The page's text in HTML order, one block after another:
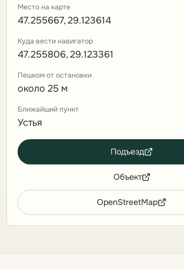
Место на карте
47.255667, 29.123614
Куда вести навигатор
47.255806, 29.123361
Пешком от остановки
около 25 м
Ближайший пункт
Устья
Подъезд
Объект
OpenStreetMap